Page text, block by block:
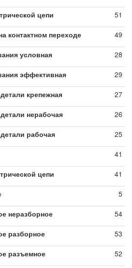
цепи 51
контактном переходе 49
условная 28
эффективная 29
крепежная 27
нерабочая 26
рабочая 25
41
цепи 41
5
неразборное 54
разборное 53
разъемное 52